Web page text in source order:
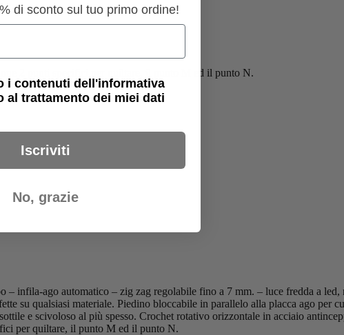
2 punti specifici per quiltare, il punto M ed il punto N.
infila-ago automatico – zig zag regolabile fino a 7 mm. – luce fredda a led,
su qualsiasi materiale. Piedino bloccabile in parallelo alla placca ago per
e scivoloso al più spesso. Crochet rotativo orizzontale in acciaio
per quiltare, il punto M ed il punto N.
di sconto sul tuo primo ordine!
i contenuti dell'informativa
al trattamento dei miei dati
Iscriviti
No, grazie